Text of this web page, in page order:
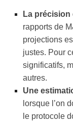
La précision
rapports de
projections
justes. Pour
significatifs,
autres.
Une
lorsque l’on
le protocole